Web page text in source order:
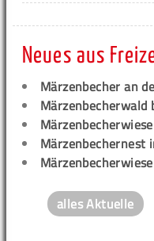
Neues aus
Märzenbecher an
Märzenbechernest
alles Aktuelle